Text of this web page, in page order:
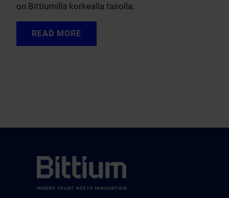
on Bittiumilla korkealla tasolla.
READ MORE